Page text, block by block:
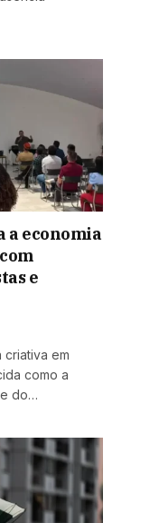
economia
e
criativa em
como a
do…